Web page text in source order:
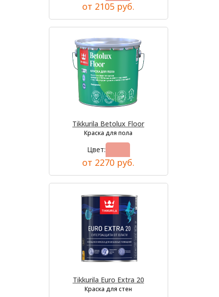
от 2105 руб.
Tikkurila Betolux Floor
Краска для пола
Цвет:
от 2270 руб.
Tikkurila Euro Extra 20
Краска для стен